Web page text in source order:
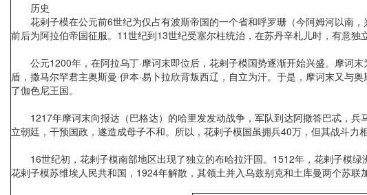
历史
花剌子模在公元前6世纪为仅占有波斯帝国的一个省和呼罗珊（今阿姆河以南，
前后为阿拉伯帝国征服。11世纪到13世纪受塞尔柱统治，在苏丹辛札儿时，有意
公元1200年，在阿拉乌丁·摩诃末即位后，花剌子模国势逐渐开始兴盛。摩诃
盾，撒马尔罕君主奥斯曼·伊本·易卜拉欣背叛西辽，自立为汗。于是，摩诃末又
了伽色尼王国。
1217年摩诃末向报达（巴格达）的哈里发发动战争，军队到达阿撒答巴忒，兵
立朝廷，干预国政，遂造成母子不和。所以，花剌子模国虽拥兵40万，但其战斗
16世纪初，花剌子模南部地区出现了独立的布哈拉汗国。1512年，花剌子模绿
花剌子模苏维埃人民共和国，1924年解散，其领土并入乌兹别克和土库曼两个苏联